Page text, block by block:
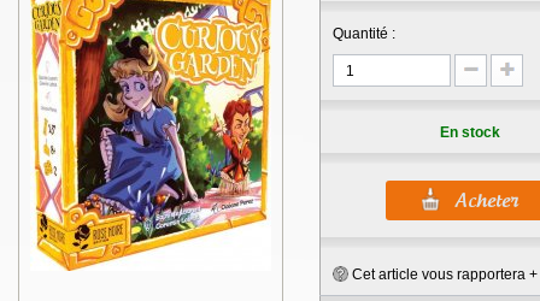
Quantité :
En stock
Cet article vous rapportera +